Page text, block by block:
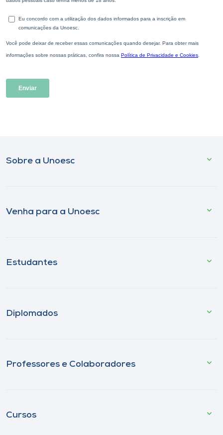
Sobre a Unoesc
Venha para a Unoesc
Estudantes
Diplomados
Professores e Colaboradores
Cursos